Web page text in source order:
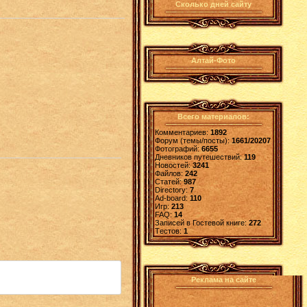
Сколько дней сайту
Алтай-Фото
Всего материалов:
Комментариев: 1892
Форум (темы/посты):1661/20207
Фотографий:6655
Дневников путешествий:119
Новостей:3241
Файлов: 242
Статей:987
Directory: 7
Ad-board:110
Игр: 213
FAQ:14
Записей в Гостевой книге:272
Tестов: 1
Реклама на сайте